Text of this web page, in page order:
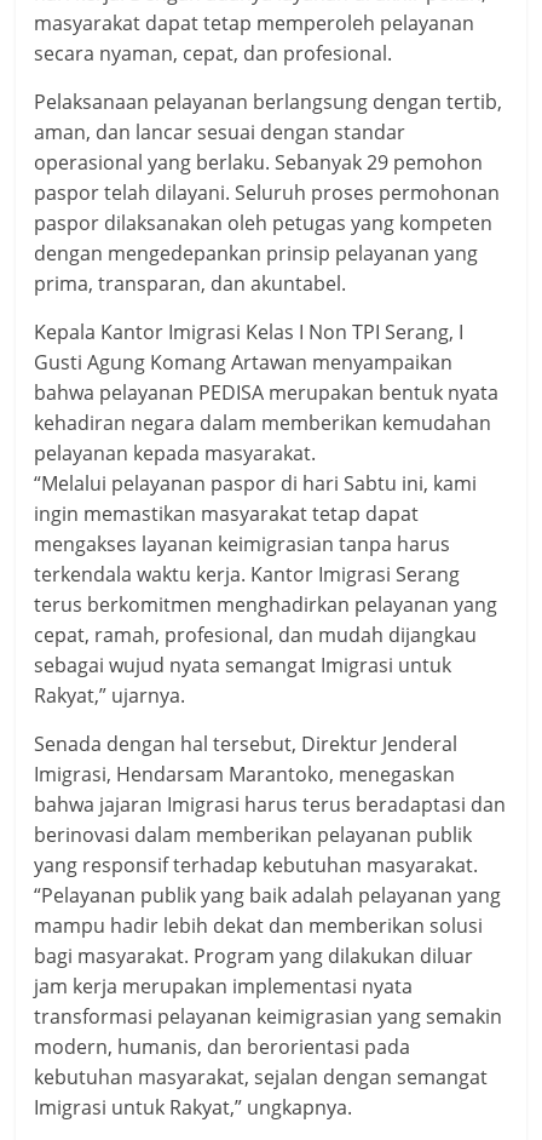
masyarakat dapat tetap memperoleh pelayanan
secara nyaman, cepat, dan profesional.
Pelaksanaan pelayanan berlangsung dengan tertib,
aman, dan lancar sesuai dengan standar
operasional yang berlaku. Sebanyak 29 pemohon
paspor telah dilayani. Seluruh proses permohonan
paspor dilaksanakan oleh petugas yang kompeten
dengan mengedepankan prinsip pelayanan yang
prima, transparan, dan akuntabel.
Kepala Kantor Imigrasi Kelas I Non TPI Serang, I
Gusti Agung Komang Artawan menyampaikan
bahwa pelayanan PEDISA merupakan bentuk nyata
kehadiran negara dalam memberikan kemudahan
pelayanan kepada masyarakat.
“Melalui pelayanan paspor di hari Sabtu ini, kami
ingin memastikan masyarakat tetap dapat
mengakses layanan keimigrasian tanpa harus
terkendala waktu kerja. Kantor Imigrasi Serang
terus berkomitmen menghadirkan pelayanan yang
cepat, ramah, profesional, dan mudah dijangkau
sebagai wujud nyata semangat Imigrasi untuk
Rakyat,” ujarnya.
Senada dengan hal tersebut, Direktur Jenderal
Imigrasi, Hendarsam Marantoko, menegaskan
bahwa jajaran Imigrasi harus terus beradaptasi dan
berinovasi dalam memberikan pelayanan publik
yang responsif terhadap kebutuhan masyarakat.
“Pelayanan publik yang baik adalah pelayanan yang
mampu hadir lebih dekat dan memberikan solusi
bagi masyarakat. Program yang dilakukan diluar
jam kerja merupakan implementasi nyata
transformasi pelayanan keimigrasian yang semakin
modern, humanis, dan berorientasi pada
kebutuhan masyarakat, sejalan dengan semangat
Imigrasi untuk Rakyat,” ungkapnya.